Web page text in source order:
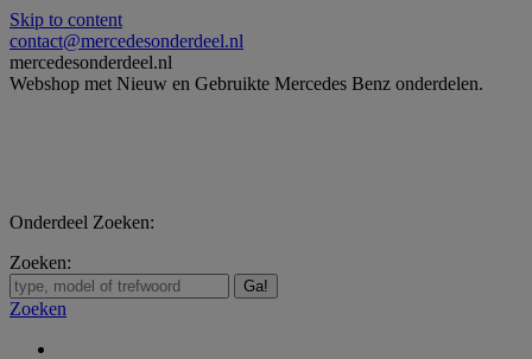
Skip to content
contact@mercedesonderdeel.nl
mercedesonderdeel.nl
Webshop met Nieuw en Gebruikte Mercedes Benz onderdelen.
Onderdeel Zoeken:
Zoeken:
Zoeken